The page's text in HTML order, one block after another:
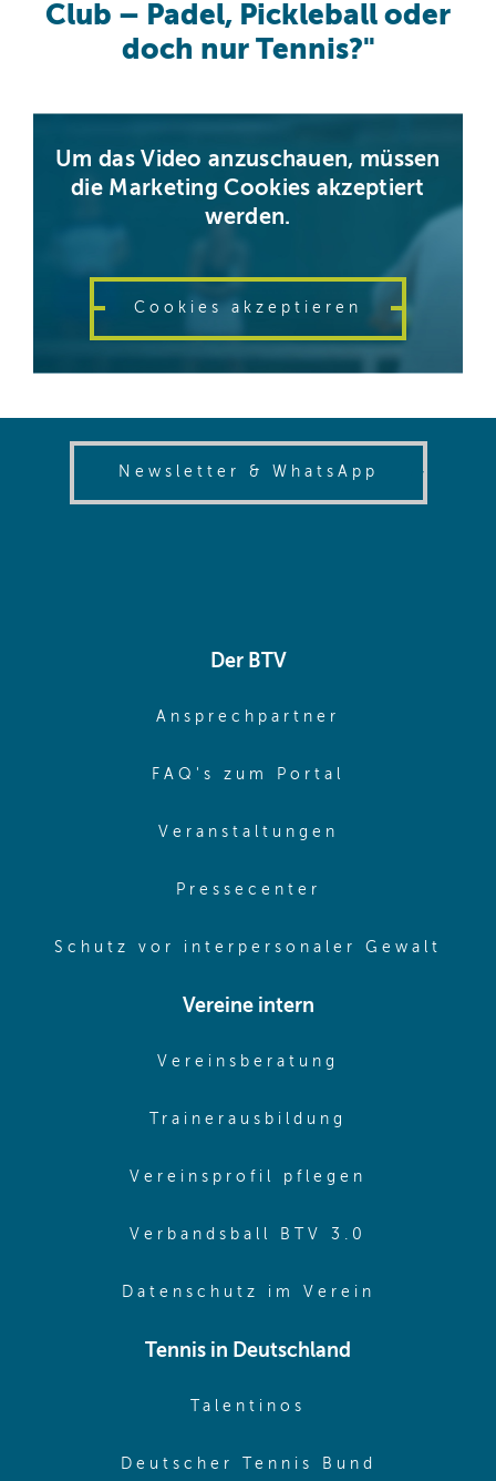
Club – Padel, Pickleball oder
doch nur Tennis?"
Um das Video anzuschauen, müssen
die Marketing Cookies akzeptiert
werden.
Cookies akzeptieren
Newsletter & WhatsApp (opens in
Der BTV
Ansprechpartner
FAQ's zum Portal
Veranstaltungen
Pressecenter
Schutz vor interpersonaler Gewalt
Vereine intern
Vereinsberatung
Trainerausbildung
Vereinsprofil pflegen
Verbandsball BTV 3.0
Datenschutz im Verein
Tennis in Deutschland
Talentinos
Deutscher Tennis Bund